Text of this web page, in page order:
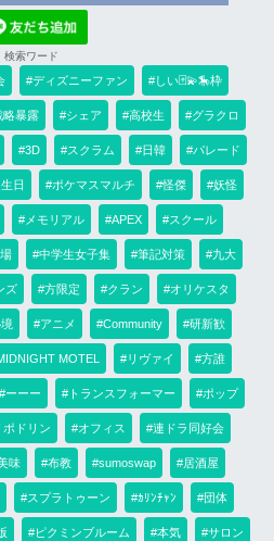
検索ワード
#ディズニーファン #しい🃏💫🎠枠
略暴露 #シェア #高校生 #グラクロ
#3D #スクラム #日韓 #パレード
日 #ポケマスマルチ #怪傑 #妖怪
#メモリアル #APEX #スクール
#中学生女子集 #筆記対策 #九大
ズ #方限定 #クラン #オリケスタ
#アニメ #Community #研新歓
MOTEL #リヴァイ #方誰
#ーーー #トランスフォーマー #ポップ
ポドリン #オフィス #連ドラ同好会
味 #布教 #sumoswap #居酒屋
#スプラトゥーン #ｶﾘﾝﾁｬﾝ #団体
#ピクミンブルーム #本気 #サロン